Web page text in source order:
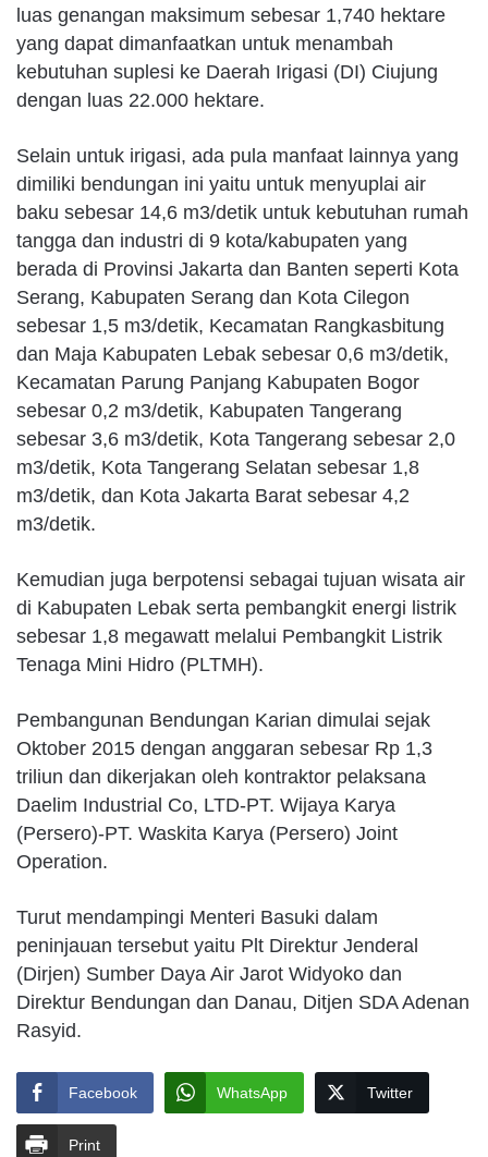
luas genangan maksimum sebesar 1,740 hektare
yang dapat dimanfaatkan untuk menambah
kebutuhan suplesi ke Daerah Irigasi (DI) Ciujung
dengan luas 22.000 hektare.
Selain untuk irigasi, ada pula manfaat lainnya yang
dimiliki bendungan ini yaitu untuk menyuplai air
baku sebesar 14,6 m3/detik untuk kebutuhan rumah
tangga dan industri di 9 kota/kabupaten yang
berada di Provinsi Jakarta dan Banten seperti Kota
Serang, Kabupaten Serang dan Kota Cilegon
sebesar 1,5 m3/detik, Kecamatan Rangkasbitung
dan Maja Kabupaten Lebak sebesar 0,6 m3/detik,
Kecamatan Parung Panjang Kabupaten Bogor
sebesar 0,2 m3/detik, Kabupaten Tangerang
sebesar 3,6 m3/detik, Kota Tangerang sebesar 2,0
m3/detik, Kota Tangerang Selatan sebesar 1,8
m3/detik, dan Kota Jakarta Barat sebesar 4,2
m3/detik.
Kemudian juga berpotensi sebagai tujuan wisata air
di Kabupaten Lebak serta pembangkit energi listrik
sebesar 1,8 megawatt melalui Pembangkit Listrik
Tenaga Mini Hidro (PLTMH).
Pembangunan Bendungan Karian dimulai sejak
Oktober 2015 dengan anggaran sebesar Rp 1,3
triliun dan dikerjakan oleh kontraktor pelaksana
Daelim Industrial Co, LTD-PT. Wijaya Karya
(Persero)-PT. Waskita Karya (Persero) Joint
Operation.
Turut mendampingi Menteri Basuki dalam
peninjauan tersebut yaitu Plt Direktur Jenderal
(Dirjen) Sumber Daya Air Jarot Widyoko dan
Direktur Bendungan dan Danau, Ditjen SDA Adenan
Rasyid.
Facebook WhatsApp Twitter
Print